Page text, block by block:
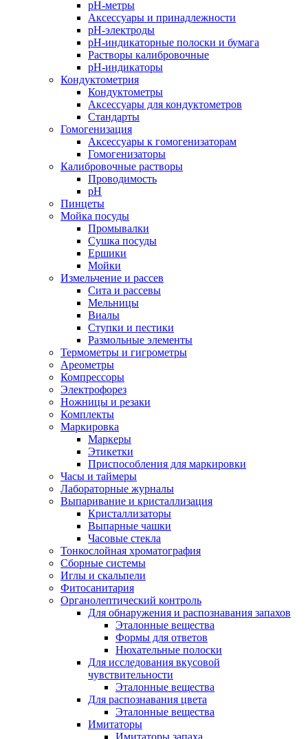
pH-метры
Аксессуары и принадлежности
pH-электроды
pH-индикаторные полоски и бумага
Растворы калибровочные
pH-индикаторы
Кондуктометрия
Кондуктометры
Аксессуары для кондуктометров
Стандарты
Гомогенизация
Аксессуары к гомогенизаторам
Гомогенизаторы
Калибровочные растворы
Проводимость
pH
Пинцеты
Мойка посуды
Промывалки
Сушка посуды
Ершики
Мойки
Измельчение и рассев
Сита и рассевы
Мельницы
Виалы
Ступки и пестики
Размольные элементы
Термометры и гигрометры
Ареометры
Компрессоры
Электрофорез
Ножницы и резаки
Комплекты
Маркировка
Маркеры
Этикетки
Приспособления для маркировки
Часы и таймеры
Лабораторные журналы
Выпаривание и кристаллизация
Кристаллизаторы
Выпарные чашки
Часовые стекла
Тонкослойная хроматография
Сборные системы
Иглы и скальпели
Фитосанитария
Органолептический контроль
Для обнаружения и распознавания запахов
Эталонные вещества
Формы для ответов
Нюхательные полоски
Для исследования вкусовой
чувствительности
Эталонные вещества
Для распознавания цвета
Эталонные вещества
Имитаторы
Имитаторы запаха